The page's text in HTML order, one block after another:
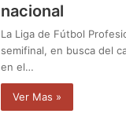
nacional
La Liga de Fútbol
semifinal, en busca del
en el…
Ver Mas »